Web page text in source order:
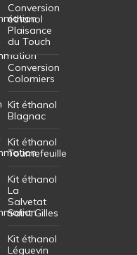
Conversion
éthanol
Plaisance
du Touch
Conversion
Colomiers
Kit éthanol
Blagnac
Kit éthanol
Tournefeuille
Kit éthanol
La
Salvetat
Saint Gilles
Kit éthanol
Léguevin